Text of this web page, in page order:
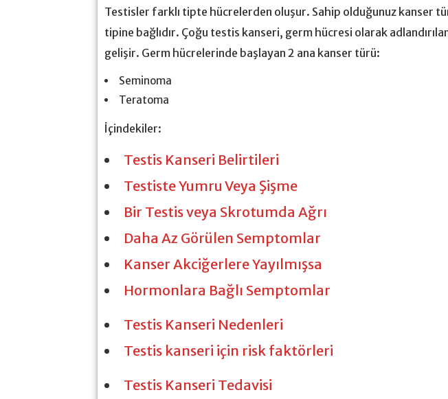
Testisler farklı tipte hücrelerden oluşur. Sahip olduğunuz kanser
tipine bağlıdır. Çoğu testis kanseri, germ hücresi olarak
gelişir. Germ hücrelerinde başlayan 2 ana kanser türü:
Seminoma
Teratoma
İçindekiler:
Testis Kanseri Belirtileri
Testiste Yumru Veya Şişme
Bir Testis veya Skrotumda Ağrı
Daha Az Görülen Semptomlar
Kanser Akciğerlere Yayılmışsa
Hormonlara Bağlı Semptomlar
Testis Kanseri Nedenleri
Testis kanseri için risk faktörleri
Testis Kanseri Tedavisi